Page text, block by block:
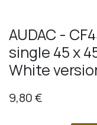
AUDAC -
single 45 x
White
9,80€